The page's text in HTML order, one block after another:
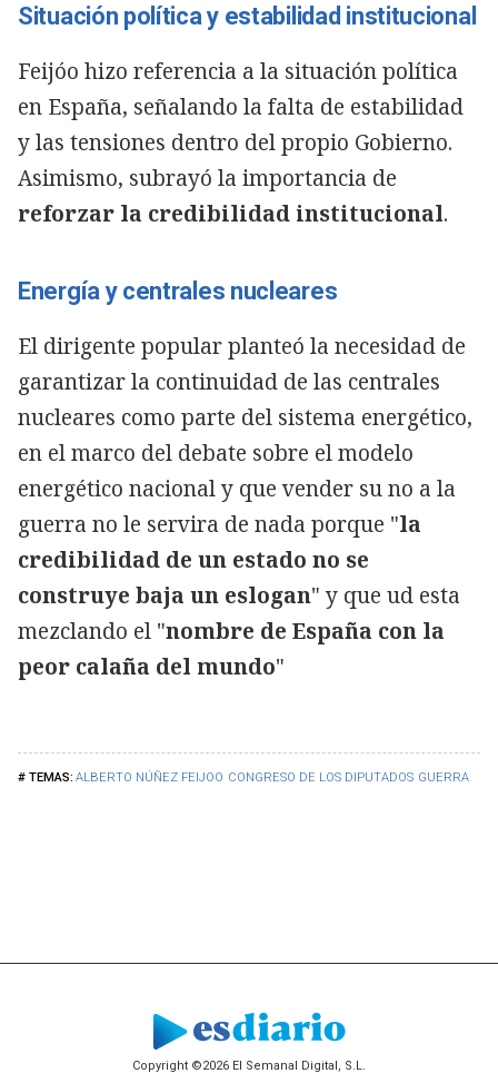
ALBERTO NÚÑEZ FEIJOO CONGRESO DE LOS DIPUTADOS GUERRA
Situación política y estabilidad institucional
Feijóo hizo referencia a la situación política
en España, señalando la falta de estabilidad
y las tensiones dentro del propio Gobierno.
Asimismo, subrayó la importancia de
reforzar la credibilidad institucional.
Energía y centrales nucleares
El dirigente popular planteó la necesidad de
garantizar la continuidad de las centrales
nucleares como parte del sistema energético,
en el marco del debate sobre el modelo
energético nacional y que vender su no a la
guerra no le servira de nada porque "la
credibilidad de un estado no se
construye baja un eslogan" y que ud esta
mezclando el "nombre de España con la
peor calaña del mundo"
Copyright ©2026 El Semanal Digital, S.L.